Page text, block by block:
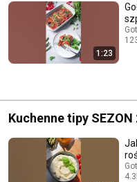
1:23
Kuchenne tipy SEZON